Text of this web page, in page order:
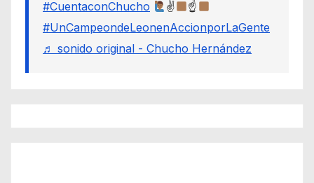
#CuentaconChucho
✌
☝
#UnCampeondeLeonenAccionporLaGente
♬ sonido original - Chucho Hernández